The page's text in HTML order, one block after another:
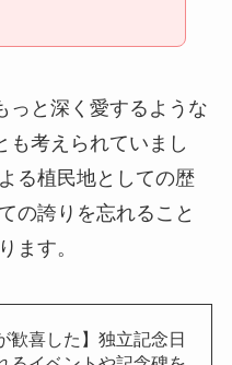
っと深く愛するような
も考えられていまし
る植民地としての歴
の誇りを忘れること
ます。
歓喜した】独立記念日